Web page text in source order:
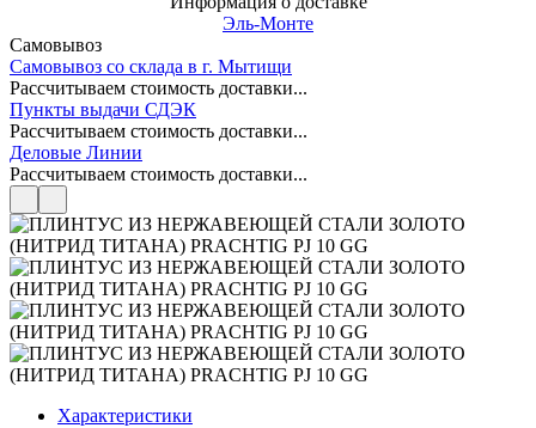
Эль-Монте
Самовывоз
Самовывоз со склада в г. Мытищи
Рассчитываем стоимость доставки...
Пункты выдачи СДЭК
Рассчитываем стоимость доставки...
Деловые Линии
Рассчитываем стоимость доставки...
Характеристики